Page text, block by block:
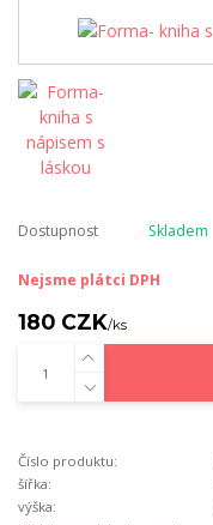
Dostupnost Skladem
Nejsme plátci DPH
180 CZK/ks
Číslo produktu:
šířka:
výška: